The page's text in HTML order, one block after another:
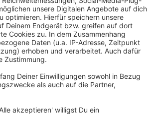
Breitbandausbau bei der Stadt
Schewetzky von der
Münster einig. Gleichzeitig habe
mit potenziellen Neuansiedlern und
Argumente auf seiner Seite.
Euro für 43 Gewerbegebiete